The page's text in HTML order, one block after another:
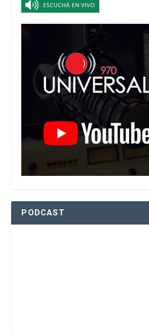
PODCAST